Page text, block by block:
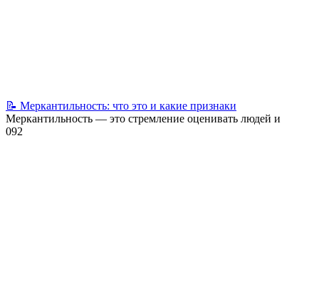
📝 Меркантильность: что это и какие признаки
Меркантильность — это стремление оценивать людей и
092